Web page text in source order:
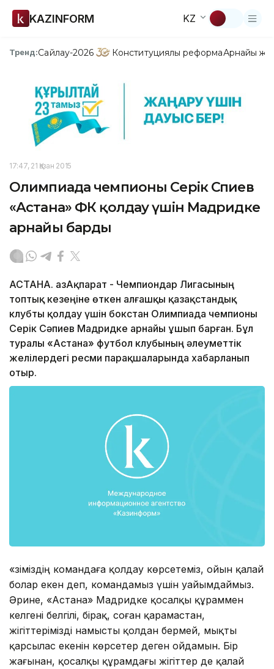
KAZINFORM KZ
Тренд:Сайлау-2026 Конституциялық реформаАрнайы
17:47, 21 Қазан 2015
Олимпиада чемпионы Серік Сәпиев
«Астана» ФК қолдау үшін Мадридке
арнайы барды
АСТАНА. ҚазАқпарат - Чемпиондар Лигасының
топтық кезеңіне өткен алғашқы қазақстандық
клубты қолдау үшін бокстан Олимпиада чемпионы
Серік Сәпиев Мадридке арнайы ұшып барған. Бұл
туралы «Астана» футбол клубының әлеуметтік
желілердегі ресми парақшаларында хабарланып
отыр.
«Өзіміздің командаға қолдау көрсетеміз, ойын қалай
болар екен деп, командамыз үшін уайымдаймыз.
Әрине, «Астана» Мадридке қосалқы құраммен
келгені белгілі, бірақ, соған қарамастан,
жігіттерімізді намысты қолдан бермей, мықты
қарсылас екенін көрсетер деген ойдамын. Бір
жағынан, қосалқы құрамдағы жігіттер де қалай